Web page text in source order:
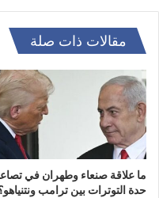
مقالات ذات صلة
ما علاقة صنعاء وطهران في
حدة التوترات بين ترامب